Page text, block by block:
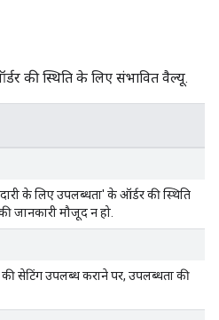
की स्थिति के लिए संभावित वैल्यू.
के लिए उपलब्धता' के ऑर्डर की स्थिति
जानकारी मौजूद न हो.
सेटिंग उपलब्ध कराने पर, उपलब्धता की